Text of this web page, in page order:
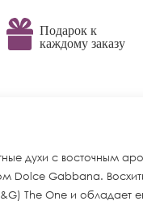
Подарок к
каждому заказу
духи с восточным
Dolce Gabbana.
The One и обладает